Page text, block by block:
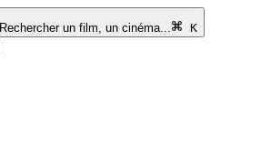
Rechercher un film, un cinéma...
K